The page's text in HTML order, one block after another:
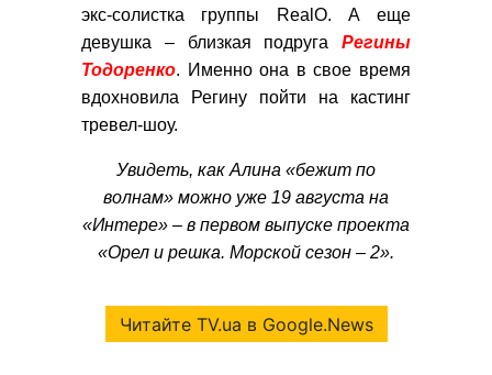
экс-солистка группы RealO. А еще
девушка – близкая подруга
Регины
Тодоренко. Именно она в свое время
вдохновила Регину пойти на кастинг
тревел-шоу.
Увидеть, как Алина «бежит по
волнам» можно уже 19 августа на
«Интере» – в первом выпуске проекта
«Орел и решка. Морской сезон – 2».
Читайте TV.ua в Google.News